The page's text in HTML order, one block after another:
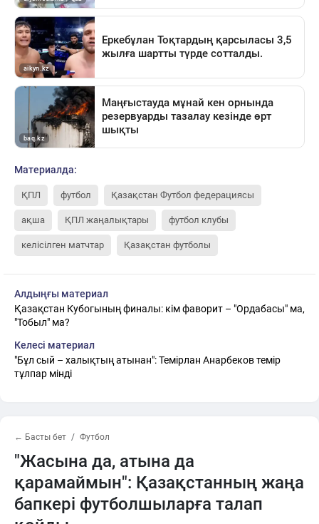
Материалда:
ҚПЛ футбол Қазақстан Футбол федерациясы
ақша ҚПЛ жаңалықтары футбол клубы
келісілген матчтар Қазақстан футболы
Алдыңғы материал
Қазақстан Кубогының финалы: кім фаворит – "Ордабасы" ма,
"Тобыл" ма?
Келесі материал
"Бұл сый – халықтың атынан": Темірлан Анарбеков темір
тұлпар мінді
← Басты бет Футбол
"Жасына да, атына да
қарамаймын": Қазақстанның жаңа
бапкері футболшыларға талап